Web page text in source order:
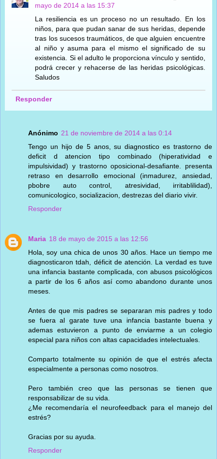
mayo de 2014 a las 15:37
La resiliencia es un proceso no un resultado. En los
niños, para que pudan sanar de sus heridas, depende
tras los sucesos traumáticos, de que alguien encuentre
al niño y asuma para el mismo el significado de su
existencia. Si el adulto le proporciona vínculo y sentido,
podrá crecer y rehacerse de las heridas psicológicas.
Saludos
Responder
Anónimo 21 de noviembre de 2014 a las 0:14
Tengo un hijo de 5 anos, su diagnostico es trastorno de
deficit d atencion tipo combinado (hiperatividad e
impulsividad) y trastorno oposicional-desafiante. presenta
retraso en desarrollo emocional (inmadurez, ansiedad,
pbobre auto control, atresividad, irritablilidad),
comunicologico, socializacion, destrezas del diario vivir.
Responder
Maria 18 de mayo de 2015 a las 12:56
Hola, soy una chica de unos 30 años. Hace un tiempo me
diagnosticaron tdah, déficit de atención. La verdad es tuve
una infancia bastante complicada, con abusos psicológicos
a partir de los 6 años así como abandono durante unos
meses.
Antes de que mis padres se separaran mis padres y todo
se fuera al garate tuve una infancia bastante buena y
ademas estuvieron a punto de enviarme a un colegio
especial para niños con altas capacidades intelectuales.
Comparto totalmente su opinión de que el estrés afecta
especialmente a personas como nosotros.
Pero también creo que las personas se tienen que
responsabilizar de su vida.
¿Me recomendaría el neurofeedback para el manejo del
estrés?
Gracias por su ayuda.
Responder